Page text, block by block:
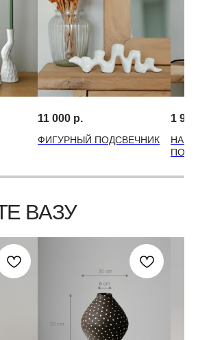
11 000 р.
ФИГУРНЫЙ ПОДСВЕЧНИК
1 990
Инструкция по уходу
FLOWERNA ® Все права защищены
ИП Крылов Михаил Михайлович
ИНН 10509541560
ОГРН 314501832300035